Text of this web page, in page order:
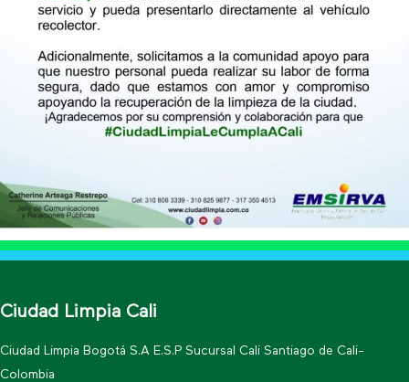
Ciudad Limpia Cali
Ciudad Limpia Bogotá S.A E.S.P Sucursal Cali Santiago de Cali-
Colombia